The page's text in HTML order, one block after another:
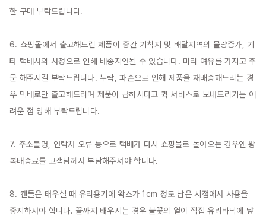
한 구매 부탁드립니다.
6. 쇼핑몰에서 출고해드린 제품이 중간 기착지 및 배달지역의 물량증가, 기
타 택배사의 사정으로 인해 배송지연될 수 있습니다. 미리 여유를 가지고 주
문 해주시길 부탁드립니다. 누락, 파손으로 인해 제품을 재배송해드리는 경
우 택배로만 출고해드리며 제품이 급하시다고 퀵 서비스로 보내드리기는 어
려운 점 양해 부탁드립니다.
7. 주소불명, 연락처 오류 등으로 택배가 다시 쇼핑몰로 돌아오는 경우엔 왕
복배송료를 고객님께서 부담해주셔야 합니다.
8. 캔들은 태우실 때 유리용기에 왁스가 1cm 정도 남은 시점에서 사용을
중지하셔야 합니다. 끝까지 태우시는 경우 불꽃의 열이 직접 유리바닥에 닿